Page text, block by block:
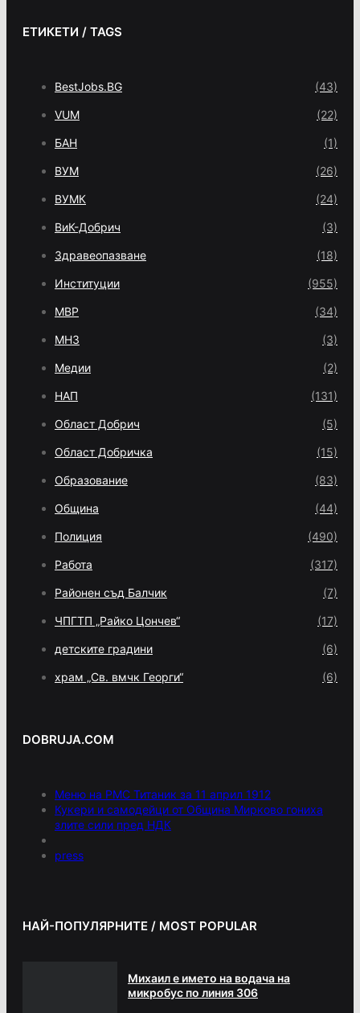
ЕТИКЕТИ / TAGS
BestJobs.BG (43)
VUM (22)
БАН (1)
ВУМ (26)
ВУМК (24)
ВиК-Добрич (3)
Здравеопазване (18)
Институции (955)
МВР (34)
МНЗ (3)
Медии (2)
НАП (131)
Област Добрич (5)
Област Добричка (15)
Образование (83)
Община (44)
Полиция (490)
Работа (317)
Районен съд Балчик (7)
ЧПГТП „Райко Цончев“ (17)
детските градини (6)
храм „Св. вмчк Георги“ (6)
DOBRUJA.COM
Меню на РМС Титаник за 11 април 1912
Кукери и самодейци от Община Мирково гониха
злите сили пред НДК
press
НАЙ-ПОПУЛЯРНИТЕ / MOST POPULAR
Михаил е името на водача на
микробус по линия 306